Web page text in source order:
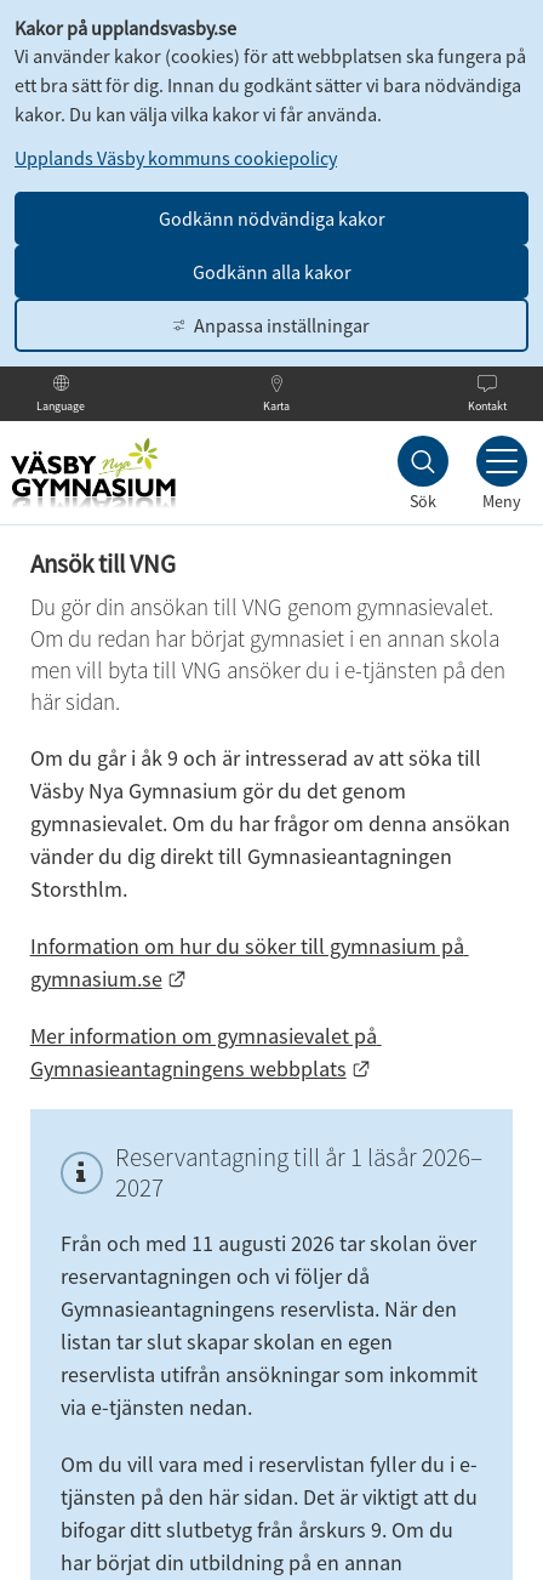
Kakor på upplandsvasby.se
Vi använder kakor (cookies) för att webbplatsen ska fungera på
ett bra sätt för dig. Innan du godkänt sätter vi bara nödvändiga
kakor. Du kan välja vilka kakor vi får använda.
Upplands Väsby kommuns cookiepolicy
Godkänn nödvändiga kakor
Godkänn alla kakor
Anpassa inställningar
Till
innehållet
Language Karta Kontakt
Sök Meny
Ansök till VNG
Du gör din ansökan till VNG genom gymnasievalet.
Om du redan har börjat gymnasiet i en annan skola
men vill byta till VNG ansöker du i e-tjänsten på den
här sidan.
Om du går i åk 9 och är intresserad av att söka till
Väsby Nya Gymnasium gör du det genom
gymnasievalet. Om du har frågor om denna ansökan
vänder du dig direkt till Gymnasieantagningen
Storsthlm.
Information om hur du söker till gymnasium på
gymnasium.se
Länk till annan webbplats.
Mer information om gymnasievalet på
Gymnasieantagningens webbplats
Länk till annan
Reservantagning till år 1 läsår 2026–
2027
Från och med 11 augusti 2026 tar skolan över
reservantagningen och vi följer då
Gymnasieantagningens reservlista. När den
listan tar slut skapar skolan en egen
reservlista utifrån ansökningar som inkommit
via e-tjänsten nedan.
Om du vill vara med i reservlistan fyller du i e-
tjänsten på den här sidan. Det är viktigt att du
bifogar ditt slutbetyg från årskurs 9. Om du
har börjat din utbildning på en annan